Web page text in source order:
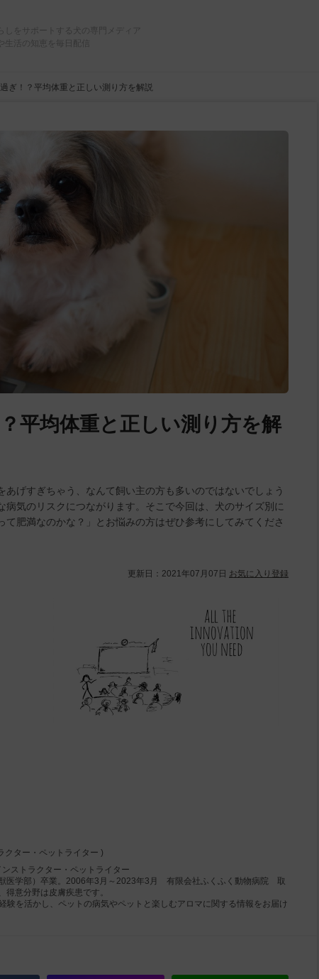
しをサポートする犬の専門メディア
生活の知恵を毎日配信
ぎ！？平均体重と正しい測り方を解説
平均体重と正しい測り方を解
げすぎちゃう、なんて飼い主の方も多いのではないでしょう
気のリスクにつながります。そこで今回は、犬のサイズ別に
肥満なのかな？」とお悩みの方はぜひ参考にしてみてくださ
更新日： 2021年07月07日 お気に入り登録
クター・ペットライター )
ストラクター・ペットライター
医学部）卒業。2006年3月～2023年3月 有限会社ふくふく動物病院 取
意分野は皮膚疾患です。
験を活かし、ペットの病気やペットと楽しむアロマに関する情報をお届け